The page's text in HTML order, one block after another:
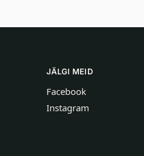
JÄLGI MEID
Facebook
Instagram